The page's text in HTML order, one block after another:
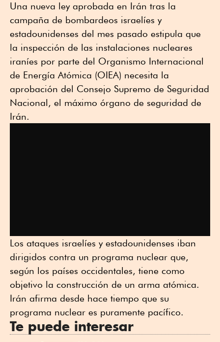
Una nueva ley aprobada en Irán tras la
campaña de bombardeos israelíes y
estadounidenses del mes pasado estipula que
la inspección de las instalaciones nucleares
iraníes por parte del Organismo Internacional
de Energía Atómica (OIEA) necesita la
aprobación del Consejo Supremo de Seguridad
Nacional, el máximo órgano de seguridad de
Irán.
Los ataques israelíes y estadounidenses iban
dirigidos contra un programa nuclear que,
según los países occidentales, tiene como
objetivo la construcción de un arma atómica.
Irán afirma desde hace tiempo que su
programa nuclear es puramente pacífico.
Te puede interesar